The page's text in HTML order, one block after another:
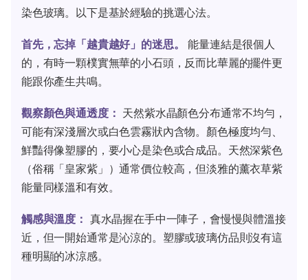
染色玻璃。以下是基於經驗的挑選心法。
首先，忘掉「越貴越好」的迷思。
能量連結是很個人
的，有時一顆樸實無華的小石頭，反而比華麗的擺件更
能跟你產生共鳴。
觀察顏色與通透度： 天然紫水晶顏色分布通常不均勻，
可能有深淺層次或白色雲霧狀內含物。顏色極度均勻、
鮮豔得像塑膠的，要小心是染色或合成品。天然深紫色
（俗稱「皇家紫」）通常價位較高，但淡雅的薰衣草紫
能量同樣溫和有效。
觸感與溫度： 真水晶握在手中一陣子，會慢慢與體溫接
近，但一開始通常是沁涼的。塑膠或玻璃仿品則沒有這
種明顯的冰涼感。